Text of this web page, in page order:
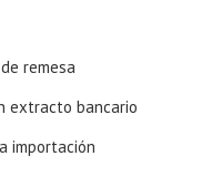
remesa
extracto bancario
importación